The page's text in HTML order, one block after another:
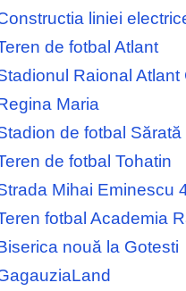
liniei
de fotbal Atlant
Raional Atlant
Maria
de fotbal
de fotbal Tohatin
Mihai Eminescu
fotbal Academia
nouă la Gotesti